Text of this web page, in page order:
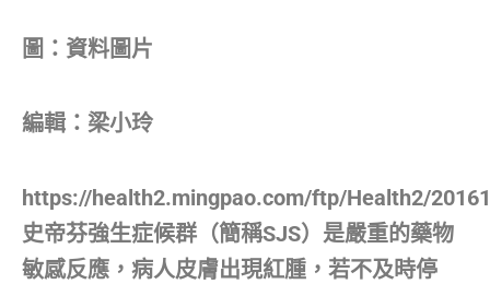
圖：資料圖片
編輯：梁小玲
https://health2.mingpao.com/ftp/Health2/
史帝芬強生症候群（簡稱SJS）是嚴重的藥物
敏感反應，病人皮膚出現紅腫，若不及時停